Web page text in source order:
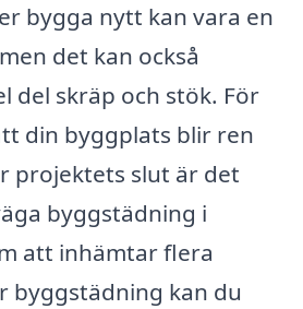
bygga nytt kan vara en
det kan också
del skräp och stök. För
din byggplats blir ren
projektets slut är det
byggstädning i
att inhämtar flera
byggstädning kan du